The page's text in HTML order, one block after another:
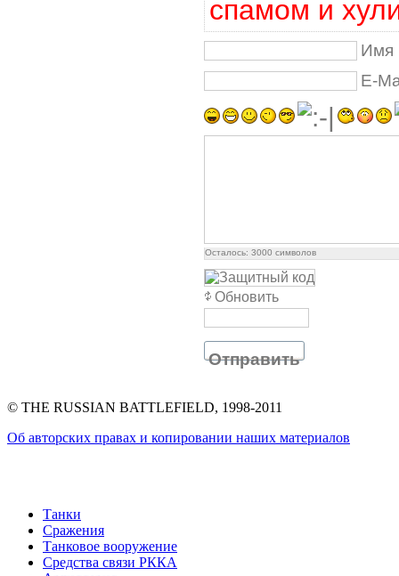
спамом и
Имя
E-
Осталось: 3000 символов
Обновить
Отправить
© THE RUSSIAN BATTLEFIELD, 1998-2011
Об авторских правах и копировании наших материалов
Танки
Сражения
Танковое вооружение
Средства связи РККА